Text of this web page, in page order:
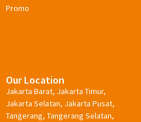
Promo
Our Location
Jakarta Barat, Jakarta Timur,
Jakarta Selatan, Jakarta Pusat,
Tangerang, Tangerang Selatan,